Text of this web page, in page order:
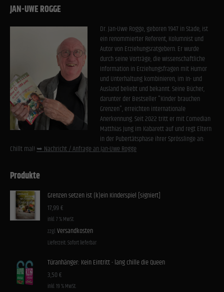
JAN-UWE ROGGE
Dr. Jan-Uwe Rogge, geboren 1947 in Stade, ist
ein renommierter Referent, Kolumnist und
Autor von Erziehungsratgebern. Er wurde
durch seine Vorträge, die wissenschaftliche
Information in Erziehungsfragen mit Humor
und Unterhaltung kombinieren, im In- und
Ausland beliebt und bekannt. Seine Bücher,
darunter der Bestseller "Kinder brauchen
Grenzen", erreichten internationale
Anerkennung. Seit 2022 tritt er mit Comedian
Matthias Jung im Kabarett auf und regt Eltern
in der Pubertätsphase ihrer Sprösslinge an:
Chillt mal!➥ Nachricht / Anfrage an Jan-Uwe Rogge
Produkte
Grenzen setzen ist (k)ein Kinderspiel [signiert]
17,99€
inkl. 7 % MwSt.
zzgl. Versandkosten
Lieferzeit: Sofort lieferbar
Türanhänger: Kein Eintritt - lang chille die Queen
3,50€
inkl. 19 % MwSt.